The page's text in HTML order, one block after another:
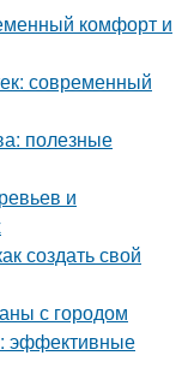
комфорт и
современный
полезные
и
создать свой
с городом
эффективные